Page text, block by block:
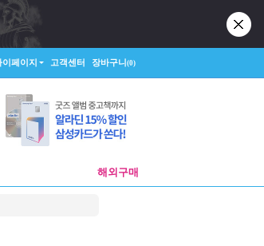
이페이지 고객센터 장바구니(0)
해외구매